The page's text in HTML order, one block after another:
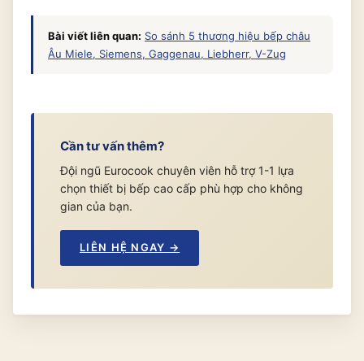
Bài viết liên quan: So sánh 5 thương hiệu bếp châu
Âu Miele, Siemens, Gaggenau, Liebherr, V-Zug
Cần tư vấn thêm?
Đội ngũ Eurocook chuyên viên hỗ trợ 1-1 lựa
chọn thiết bị bếp cao cấp phù hợp cho không
gian của bạn.
LIÊN HỆ NGAY →